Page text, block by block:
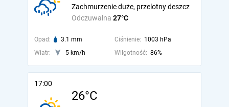
Odczuwalna 27°C
Zachmurzenie duże, przelotny deszcz
Opad: 3.1 mm Ciśnienie: 1003 hPa
Wiatr:
5 km/h Wilgotność: 86%
17:00
26°C